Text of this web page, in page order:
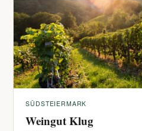
SÜDSTEIERMARK
Weingut Klug